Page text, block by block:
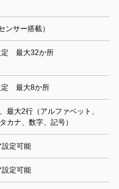
ンサー搭載）
定 最大32か所
定 最⼤8か所
最大2行（アルファベット、
カナ、数字、記号）
設定可能
設定可能